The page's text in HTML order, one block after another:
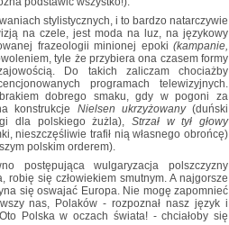
stylistycznych, i to bardzo natarczywie
na czele, jest moda na luz, na językowy
frazeologii minionej epoki (kampanie,
tyle że przybiera ona czasem formy
Do takich zaliczam chociażby
programach telewizyjnych.
dobrego smaku, gdy w pogoni za
konstrukcje Nielsen ukrzyżowany(duński
dla polskiego żużla), Strzał w tył głowy
nieszczęśliwie trafił nią własnego obrońcę)
polskim orderem).
postępująca wulgaryzacja polszczyzny
się człowiekiem smutnym. A najgorsze
się oswajać Europa. Nie mogę zapomnieć
nas, Polaków - rozpoznał nasz język i
Polska w oczach świata! - chciałoby się